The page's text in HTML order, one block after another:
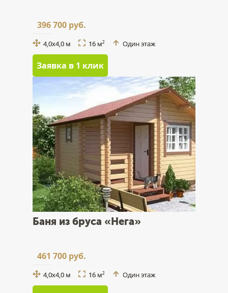
396 700 руб.
4,0x4,0 м 16 м2 Один этаж
Заявка в 1 клик
Баня из бруса «Нега»
461 700 руб.
4,0x4,0 м 16 м2 Один этаж